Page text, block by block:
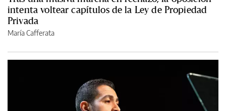
intenta voltear capítulos de la Ley de Propiedad
Privada
María Cafferata